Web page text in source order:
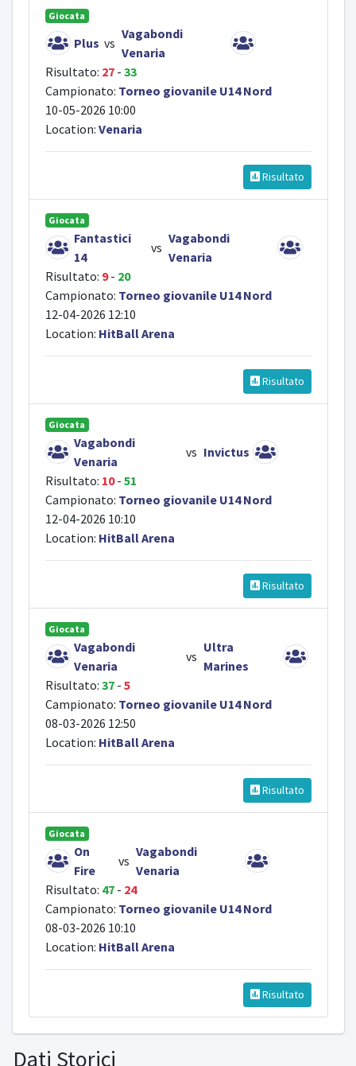
Giocata
Plus vs
Vagabondi
Venaria
Risultato: 27 - 33
Campionato: Torneo giovanile U14 Nord
10-05-2026 10:00
Location: Venaria
Risultato
Giocata
Fantastici
14
vs
Vagabondi
Venaria
Risultato: 9- 20
Campionato: Torneo giovanile U14 Nord
12-04-2026 12:10
Location: HitBall Arena
Risultato
Giocata
Vagabondi
Venaria
vs Invictus
Risultato: 10- 51
Campionato: Torneo giovanile U14 Nord
12-04-2026 10:10
Location: HitBall Arena
Risultato
Giocata
Vagabondi
Venaria
vs
Ultra
Marines
Risultato: 37 - 5
Campionato: Torneo giovanile U14 Nord
08-03-2026 12:50
Location: HitBall Arena
Risultato
Giocata
On
Fire
vs
Vagabondi
Venaria
Risultato: 47 - 24
Campionato: Torneo giovanile U14 Nord
08-03-2026 10:10
Location: HitBall Arena
Risultato
Dati Storici